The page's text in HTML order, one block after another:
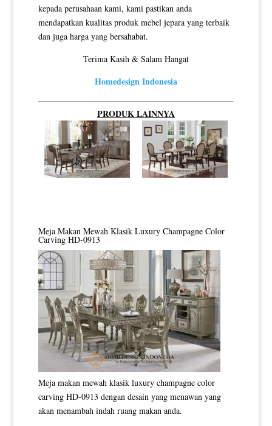
kepada perusahaan kami, kami pastikan anda
mendapatkan kualitas produk mebel jepara yang terbaik
dan juga harga yang bersahabat.
Terima Kasih & Salam Hangat
Homedesign Indonesia
PRODUK LAINNYA
Meja Makan Mewah Klasik Luxury Champagne Color
Carving HD-0913
Meja makan mewah klasik luxury champagne color
carving HD-0913 dengan desain yang menawan yang
akan menambah indah ruang makan anda.